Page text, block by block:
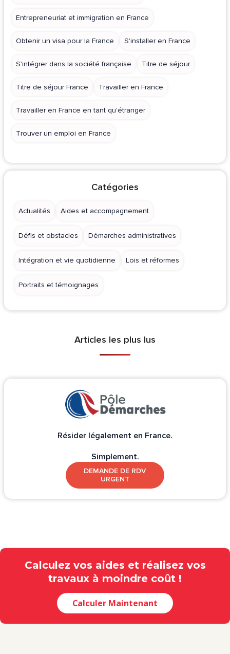
Entrepreneuriat et immigration en France
Obtenir un visa pour la France S'installer en France
S'intégrer dans la société française Titre de séjour
Titre de séjour France Travailler en France
Travailler en France en tant qu'étranger
Trouver un emploi en France
Catégories
Actualités Aides et accompagnement
Défis et obstacles Démarches administratives
Intégration et vie quotidienne Lois et réformes
Portraits et témoignages
Articles les plus lus
Résider légalement en France.
Simplement.
DEMANDE DE RDV
URGENT
Calculez vos aides et réalisez vos
travaux à moindre coût !
Calculer Maintenant